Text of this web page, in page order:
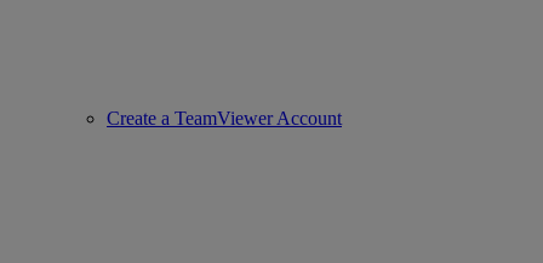
Create a TeamViewer Account